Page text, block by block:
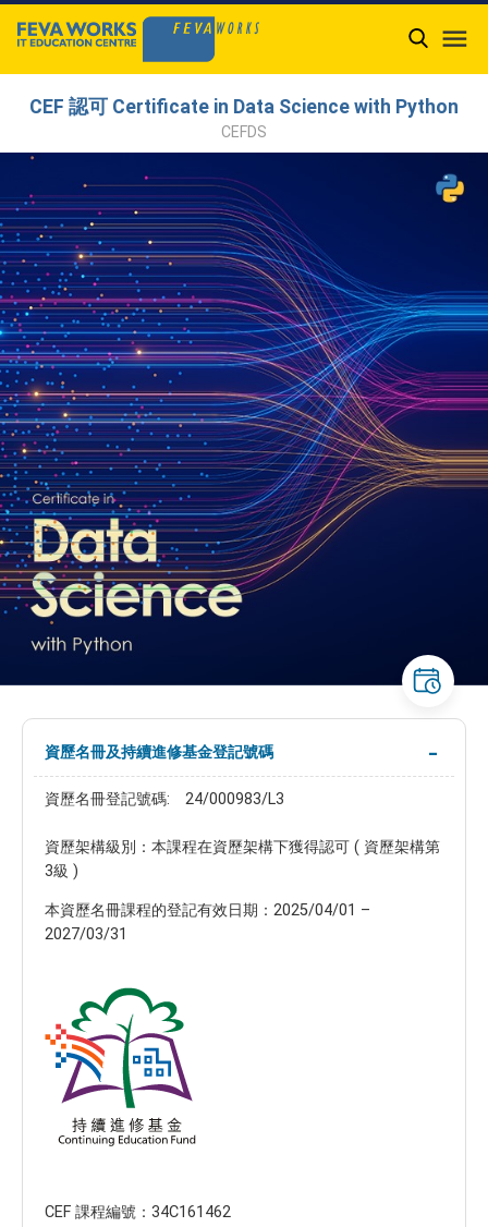

CEF 認可 Certificate in Data Science with Python
CEFDS
資歷名冊及持續進修基金登記號碼
資歷名冊登記號碼: 24/000983/L3
資歷架構級別：本課程在資歷架構下獲得認可 ( 資歷架構第
3級 )
本資歷名冊課程的登記有效日期：2025/04/01 –
2027/03/31
CEF 課程編號：34C161462